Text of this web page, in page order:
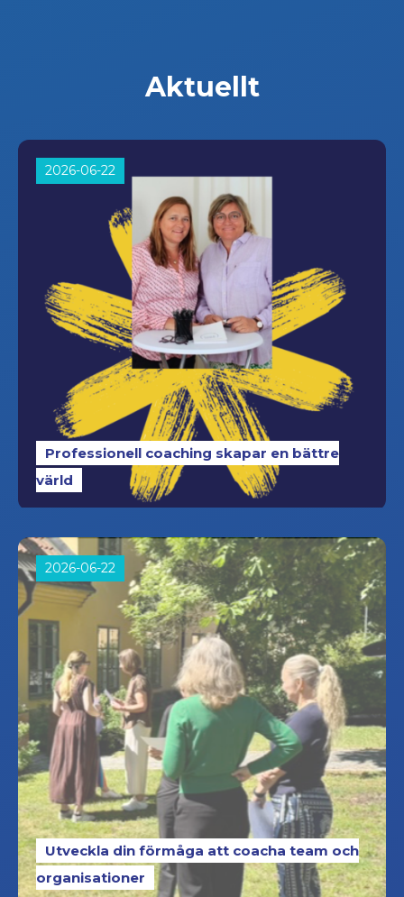
Aktuellt
2026-06-22
Professionell coaching skapar en bättre
värld
2026-06-22
Utveckla din förmåga att coacha team och
organisationer